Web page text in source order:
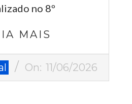
no 8º
MAIS
On: 11/06/2026